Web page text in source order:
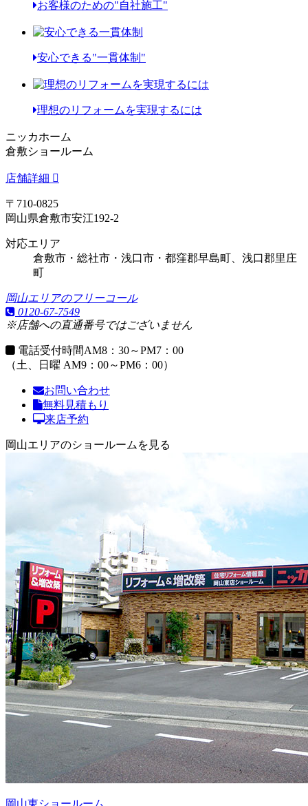
お客様のための"自社施工"
安心できる"一貫体制"
理想のリフォームを実現するには
ニッカホーム
倉敷ショールーム
店舗詳細
〒710-0825
岡山県倉敷市安江192-2
対応エリア
倉敷市・総社市・浅口市・都窪郡早島町、浅口郡里庄
町
岡山エリアのフリーコール
0120-67-7549
※店舗への直通番号ではございません
電話受付時間AM8：30～PM7：00
（土、日曜 AM9：00～PM6：00）
お問い合わせ
無料見積もり
来店予約
岡山エリアのショールームを見る